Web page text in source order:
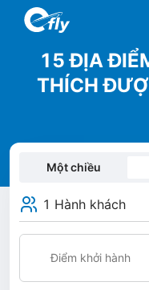
15 ĐỊA
THÍCH
Một chiều
1 Hành khách